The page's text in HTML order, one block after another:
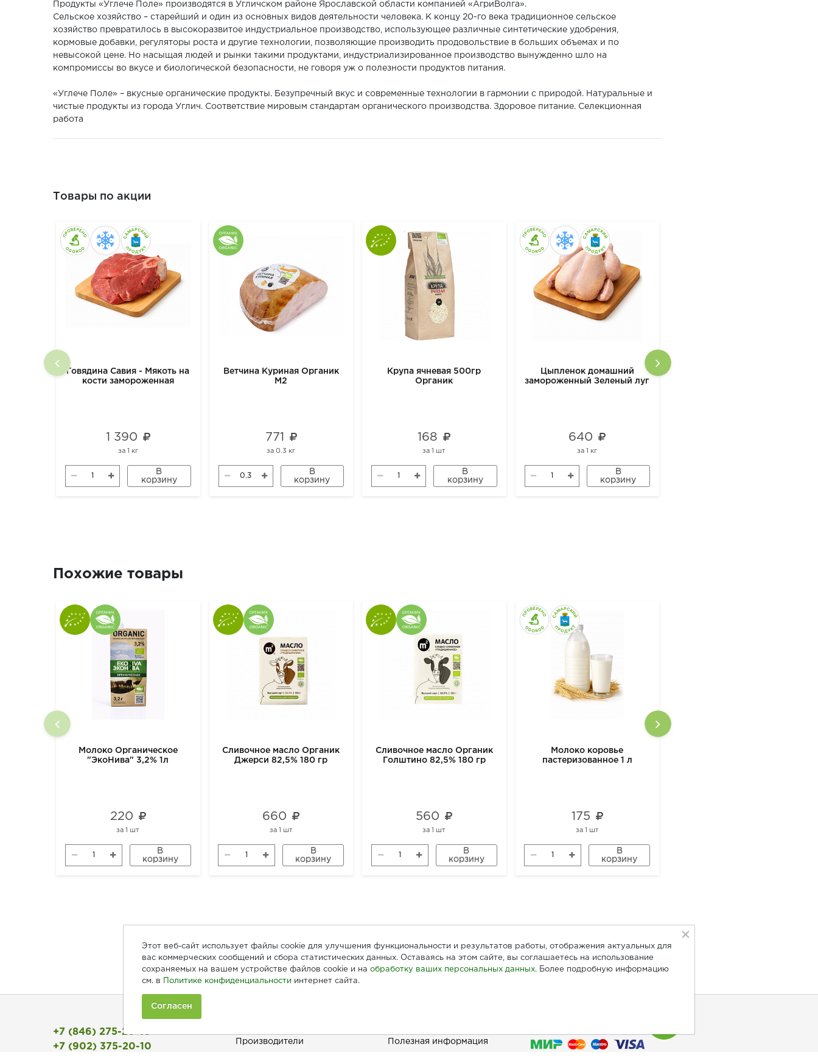
Продукты «Углече Поле» производятся в Угличском районе Ярославской области компанией «АгриВолга».
Сельское хозяйство – старейший и один из основных видов деятельности человека. К концу 20-го века традиционное сельское
хозяйство превратилось в высокоразвитое индустриальное производство, использующее различные синтетические удобрения,
кормовые добавки, регуляторы роста и другие технологии, позволяющие производить продовольствие в больших объемах и по
невысокой цене. Но насыщая людей и рынки такими продуктами, индустриализированное производство вынужденно шло на
компромиссы во вкусе и биологической безопасности, не говоря уж о полезности продуктов питания.
«Углече Поле» – вкусные органические продукты. Безупречный вкус и современные технологии в гармонии с природой. Натуральные и
чистые продукты из города Углич. Соответствие мировым стандартам органического производства. Здоровое питание. Селекционная
работа
Товары по акции
Говядина Савия - Мякоть на
кости замороженная
1 390
за 1 кг
В
корзину
Ветчина Куриная Органик
М2
771
за0.3 кг
В
корзину
Крупа ячневая 500гр
Органик
168
за1 шт
В
корзину
Цыпленок домашний
замороженный Зеленый луг
640
за1 кг
В
корзину
Похожие товары
Молоко Органическое
"ЭкоНива" 3,2% 1л
220
за1 шт
В
корзину
Сливочное масло Органик
Джерси 82,5% 180 гр
660
за 1 шт
В
корзину
Сливочное масло Органик
Голштино 82,5% 180 гр
560
за1 шт
В
корзину
Молоко коровье
пастеризованное 1 л
175
за 1 шт
В
корзину
+7 (846) 275-20-10
+7 (902) 375-20-10
Производители Полезная информация
Этот веб-сайт использует файлы cookie для улучшения функциональности и результатов работы, отображения актуальных для
вас коммерческих сообщений и сбора статистических данных. Оставаясь на этом сайте, вы соглашаетесь на использование
сохраняемых на вашем устройстве файлов cookie и на обработку ваших персональных данных. Более подробную информацию
см. в
Политике конфиденциальности интернет сайта.
Согласен